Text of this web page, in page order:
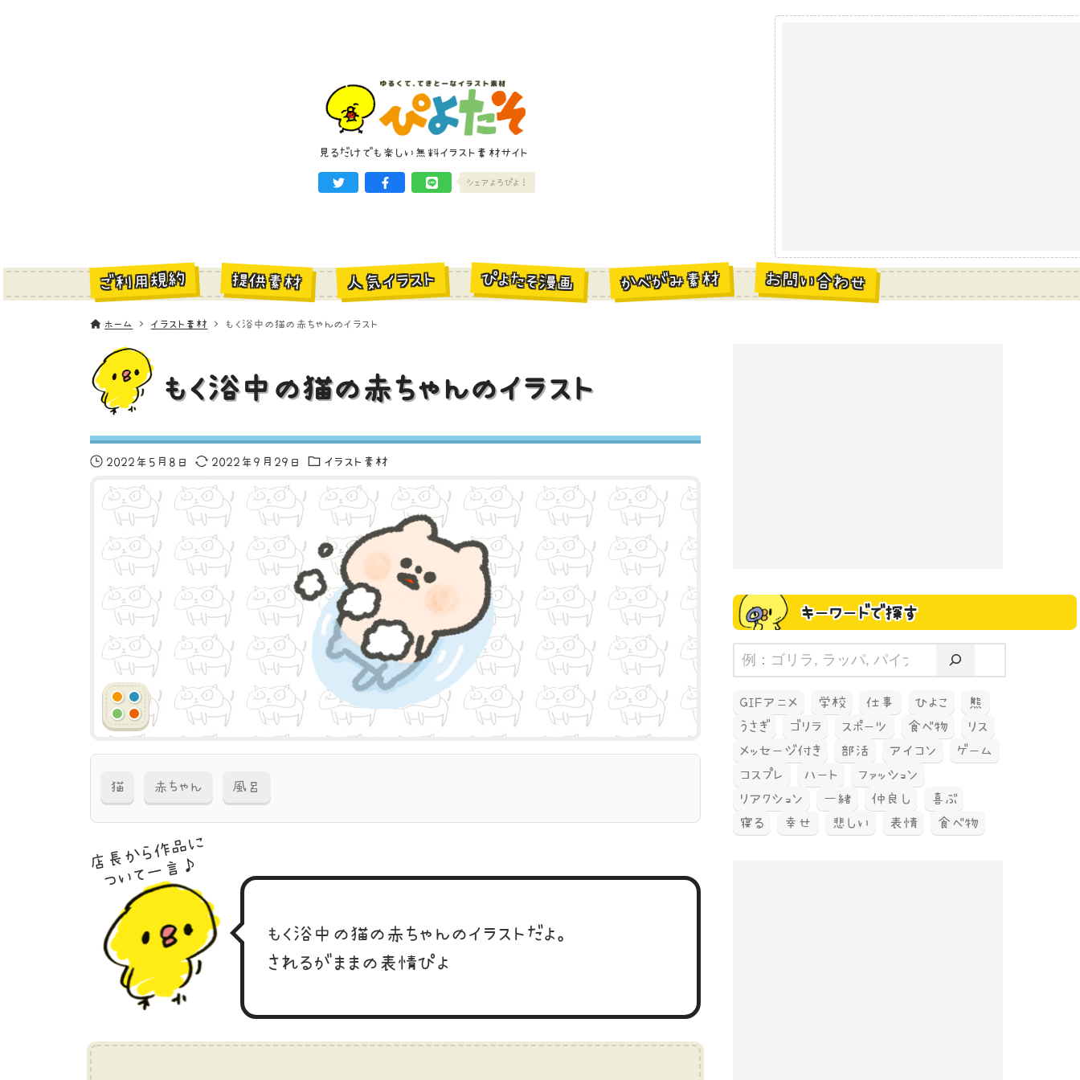
見るだけでも楽しい無料イラスト素材サイト
シェアよろぴよ！
ご利用規約 提供素材 人気イラスト ぴよたそ漫画 かべがみ素材 お問い合わせ
ホーム イラスト素材 もく浴中の猫の赤ちゃんのイラスト
もく浴中の猫の赤ちゃんのイラスト
2022年5月8日 2022年9月29日 イラスト素材
猫 赤ちゃん 風呂
店長から作品に
ついて一言♪
もく浴中の猫の赤ちゃんのイラストだよ。
されるがままの表情ぴよ
キーワードで探す
GIFアニメ 学校 仕事 ひよこ
熊
うさぎ
ゴリラ スポーツ 食べ物
リス
メッセージ付き
部活 アイコン
ゲーム
コスプレ
ハート
ファッション
リアクション
一緒 仲良し
喜ぶ
寝る
幸せ 悲しい 表情 食べ物